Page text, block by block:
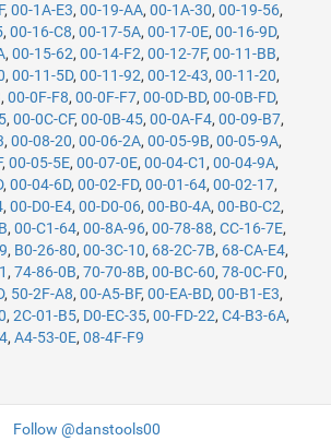
, 00-1A-E3, 00-19-AA, 00-1A-30, 00-19-56,
, 00-16-C8, 00-17-5A, 00-17-0E, 00-16-9D,
, 00-15-62, 00-14-F2, 00-12-7F, 00-11-BB,
, 00-11-5D, 00-11-92, 00-12-43, 00-11-20,
, 00-0F-F8, 00-0F-F7, 00-0D-BD, 00-0B-FD,
, 00-0C-CF, 00-0B-45, 00-0A-F4, 00-09-B7,
, 00-08-20, 00-06-2A, 00-05-9B, 00-05-9A,
, 00-05-5E, 00-07-0E, 00-04-C1 , 00-04-9A,
, 00-04-6D, 00-02-FD, 00-01-64, 00-02-17,
, 00-D0-E4, 00-D0-06, 00-B0-4A, 00-B0-C2,
, 00-C1-64, 00-8A-96, 00-78-88, CC-16-7E,
, B0-26-80, 00-3C-10, 68-2C-7B, 68-CA-E4,
, 74-86-0B, 70-70-8B, 00-BC-60, 78-0C-F0,
, 50-2F-A8, 00-A5-BF, 00-EA-BD, 00-B1-E3,
, 2C-01-B5, D0-EC-35, 00-FD-22, C4-B3-6A,
, A4-53-0E, 08-4F-F9
Follow @danstools00